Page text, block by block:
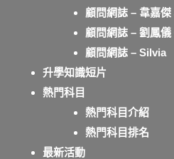
顧問網誌 – 韋嘉
顧問網誌 – 劉鳳
顧問網誌 – Silvia
升學知識短片
熱門科目
熱門科目介紹
熱門科目排名
最新活動